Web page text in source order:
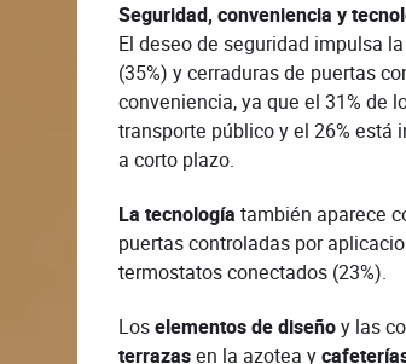
Seguridad, conveniencia y
El deseo de seguridad impulsa
(35%) y cerraduras de puertas
conveniencia, ya que el 31% de
transporte público y el 26%
a corto plazo.
La tecnología también aparece
puertas controladas por
termostatos conectados (23%).
Loselementos de diseñoy las
terrazasen la azotea y